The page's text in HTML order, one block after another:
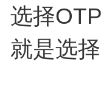
选择
就是选